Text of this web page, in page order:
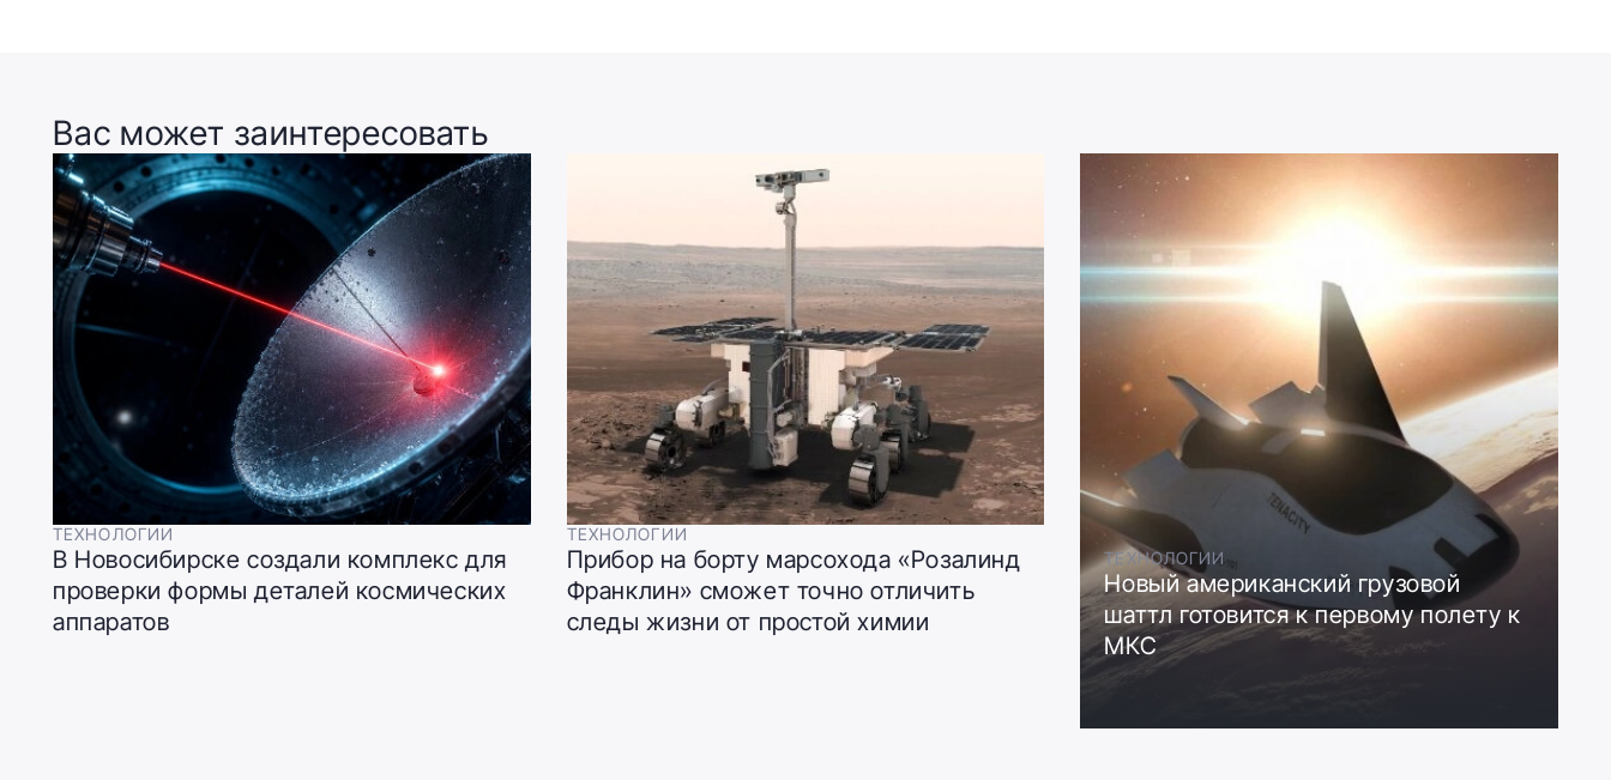
Вас может заинтересовать
ТЕХНОЛОГИИ
В Новосибирске создали комплекс для
проверки формы деталей космических
аппаратов
ТЕХНОЛОГИИ
Прибор на борту марсохода «Розалинд
Франклин» сможет точно отличить
следы жизни от простой химии
ТЕХНОЛОГИИ
Новый американский грузовой
шаттл готовится к первому полету к
МКС